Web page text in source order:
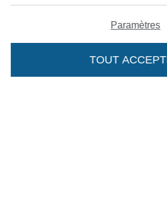
Passer
Paramètres
TOUT